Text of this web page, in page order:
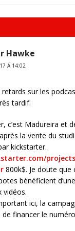
Hawke
Á 14:02
retards sur les
tardif.
c’est Madureira et
la vente du
kickstarter.
800k$. Je doute
bénéficient
vidéos.
ici, la
financer le